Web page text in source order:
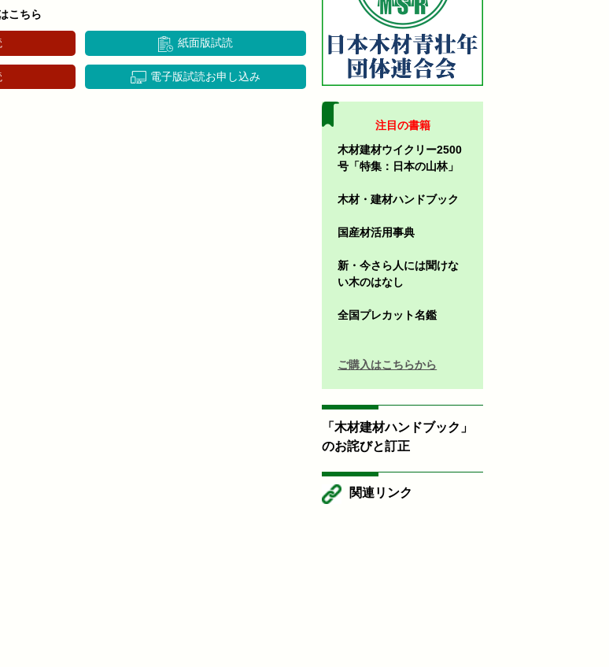
こちら
紙面版試読
電子版試読お申し込み
注目の書籍
木材建材ウイクリー2500
号「特集：日本の山林」
木材・建材ハンドブック
国産材活用事典
新・今さら人には聞けな
い木のはなし
全国プレカット名鑑
ご購入はこちらから
「木材建材ハンドブック」
のお詫びと訂正
関連リンク